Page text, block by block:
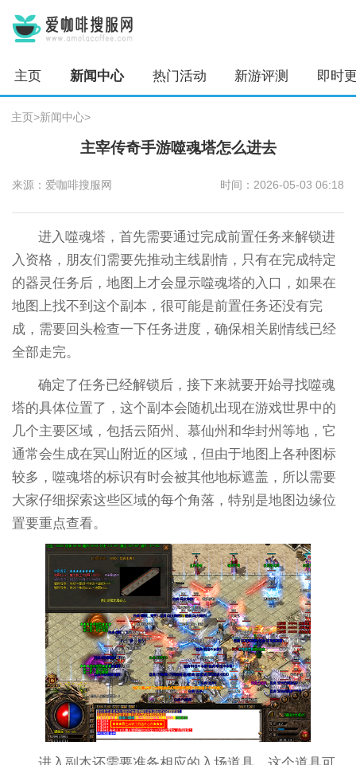
主页 新闻中心 热门活动 新游评测 即时
主页>新闻中心>
主宰传奇手游噬魂塔怎么进去
来源：爱咖啡搜服网 时间：2026-05-03 06:18
进入噬魂塔，首先需要通过完成前置任务来解锁进
入资格，朋友们需要先推动主线剧情，只有在完成特定
的器灵任务后，地图上才会显示噬魂塔的入口，如果在
地图上找不到这个副本，很可能是前置任务还没有完
成，需要回头检查一下任务进度，确保相关剧情线已经
全部走完。
确定了任务已经解锁后，接下来就要开始寻找噬魂
塔的具体位置了，这个副本会随机出现在游戏世界中的
几个主要区域，包括云陌州、慕仙州和华封州等地，它
通常会生成在冥山附近的区域，但由于地图上各种图标
较多，噬魂塔的标识有时会被其他地标遮盖，所以需要
大家仔细探索这些区域的每个角落，特别是地图边缘位
置要重点查看。